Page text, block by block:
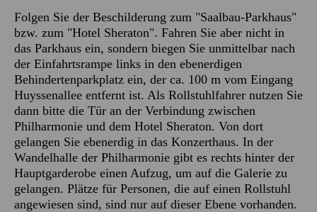
Folgen Sie der Beschilderung zum "Saalbau-Parkhaus"
bzw. zum "Hotel Sheraton". Fahren Sie aber nicht in
das Parkhaus ein, sondern biegen Sie unmittelbar nach
der Einfahrtsrampe links in den ebenerdigen
Behindertenparkplatz ein, der ca. 100 m vom Eingang
Huyssenallee entfernt ist. Als Rollstuhlfahrer nutzen Sie
dann bitte die Tür an der Verbindung zwischen
Philharmonie und dem Hotel Sheraton. Von dort
gelangen Sie ebenerdig in das Konzerthaus. In der
Wandelhalle der Philharmonie gibt es rechts hinter der
Hauptgarderobe einen Aufzug, um auf die Galerie zu
gelangen. Plätze für Personen, die auf einen Rollstuhl
angewiesen sind, sind nur auf dieser Ebene vorhanden.